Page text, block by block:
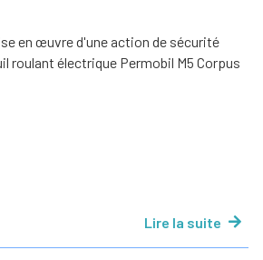
en œuvre d'une action de sécurité
roulant électrique Permobil M5 Corpus
Lire la suite